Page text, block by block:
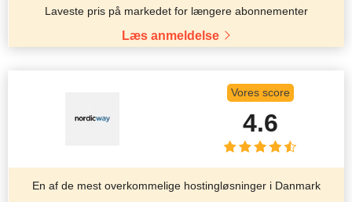
Laveste pris på markedet for længere abonnementer
Læs anmeldelse
Vores score
4.6
En af de mest overkommelige hostingløsninger i Danmark